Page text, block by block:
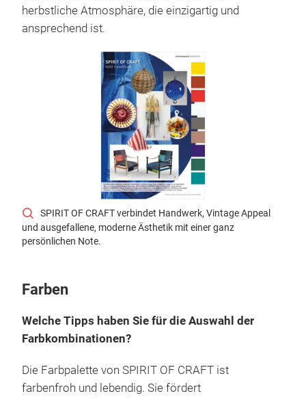
herbstliche Atmosphäre, die einzigartig und
ansprechend ist.
SPIRIT OF CRAFT verbindet Handwerk, Vintage Appeal
und ausgefallene, moderne Ästhetik mit einer ganz
persönlichen Note.
Farben
Welche Tipps haben Sie für die Auswahl der
Farbkombinationen?
Die Farbpalette von SPIRIT OF CRAFT ist
farbenfroh und lebendig. Sie fördert